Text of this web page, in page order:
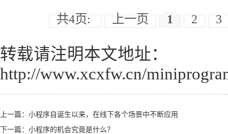
共4页: 上一页 1 2 3
转载请注明本文地址：
http://www.xcxfw.cn/
上一篇： 小程序自诞生以来，在线下各个场景中不断应用
下一篇： 小程序的机会究竟是什么？